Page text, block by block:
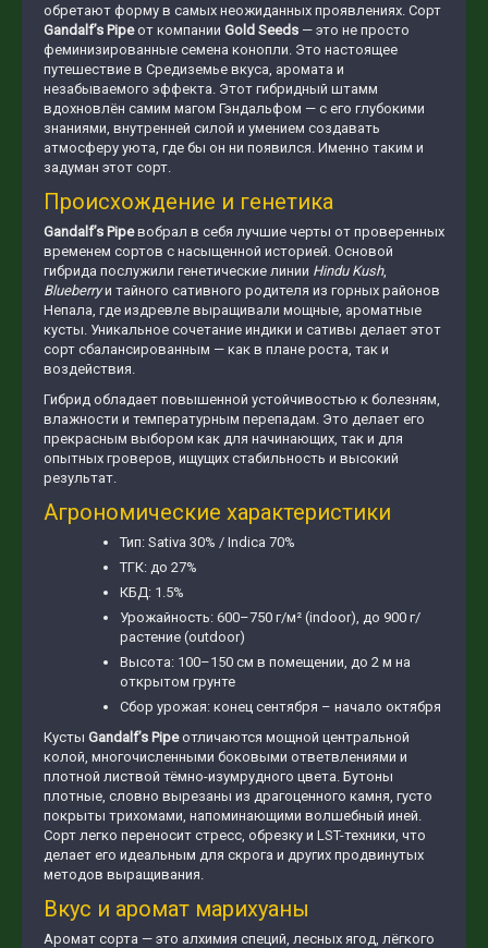
обретают форму в самых неожиданных проявлениях. Сорт
Gandalf’s Pipeот компании Gold Seeds — это не просто
феминизированные семена конопли. Это настоящее
путешествие в Средиземье вкуса, аромата и
незабываемого эффекта. Этот гибридный штамм
вдохновлён самим магом Гэндальфом — с его глубокими
знаниями, внутренней силой и умением создавать
атмосферу уюта, где бы он ни появился. Именно таким и
задуман этот сорт.
Происхождение и генетика
Gandalf’s Pipeвобрал в себя лучшие черты от проверенных
временем сортов с насыщенной историей. Основой
гибрида послужили генетические линии Hindu Kush,
Blueberryи тайного сативного родителя из горных районов
Непала, где издревле выращивали мощные, ароматные
кусты. Уникальное сочетание индики и сативы делает этот
сорт сбалансированным — как в плане роста, так и
воздействия.
Гибрид обладает повышенной устойчивостью к болезням,
влажности и температурным перепадам. Это делает его
прекрасным выбором как для начинающих, так и для
опытных гроверов, ищущих стабильность и высокий
результат.
Агрономические характеристики
Тип: Sativa 30% / Indica 70%
ТГК: до 27%
КБД: 1.5%
Урожайность: 600–750 г/м² (indoor), до 900 г/
растение (outdoor)
Высота: 100–150 см в помещении, до 2 м на
открытом грунте
Сбор урожая: конец сентября – начало октября
Кусты Gandalf’s Pipeотличаются мощной центральной
колой, многочисленными боковыми ответвлениями и
плотной листвой тёмно-изумрудного цвета. Бутоны
плотные, словно вырезаны из драгоценного камня, густо
покрыты трихомами, напоминающими волшебный иней.
Сорт легко переносит стресс, обрезку и LST-техники, что
делает его идеальным для скрога и других продвинутых
методов выращивания.
Вкус и аромат марихуаны
Аромат сорта — это алхимия специй, лесных ягод, лёгкого